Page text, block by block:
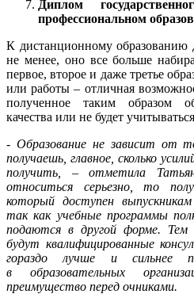
Диплом
профессиональном
К дистанционному образованию
не менее, оно все больше
первое, второе и даже третье
или работы – отличная
полученное таким образом
качества или не будет
- Образование не зависит от
получаешь, главное, сколько
получить, – отметила
относиться серьезно, то
который доступен
так как учебные программы
подаются в другой форме. Тем
будут квалифицированные
гораздо лучше и сильнее
в образовательных
преимущество перед очниками.